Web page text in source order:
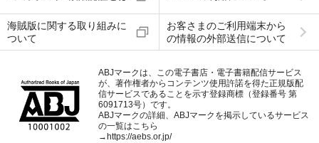
海賊版に関する取り組みに
ついて
お客さまのご利用端末から
の情報の外部送信について
ABJマークは、この電子書店・電子書籍配信サービス
が、著作権者からコンテンツ使用許諾を得た正規版配
信サービスであることを示す登録商標（登録番号 第
6091713号）です。
ABJマークの詳細、ABJマークを掲示しているサービス
の一覧はこちら
→ https://aebs.or.jp/